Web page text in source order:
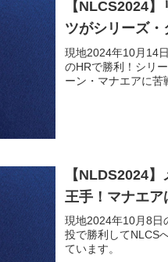
【NLCS2024
ツがシリーズ
現地2024年10月14
のHRで勝利！シリ
ーン・マナエアに苦
【NLDS2024
王手！マナエア
現地2024年10月8日
投で勝利してNLCS
ています。